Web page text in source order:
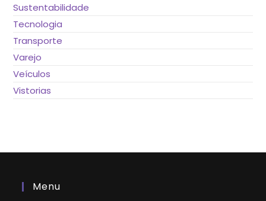
Sustentabilidade
Tecnologia
Transporte
Varejo
Veículos
Vistorias
Menu